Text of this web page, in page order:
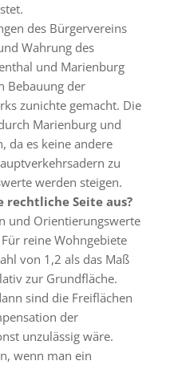
des Bürgervereins
Wahrung des
und Marienburg
Bebauung der
zunichte gemacht. Die
Marienburg und
da es keine andere
zu
werden steigen.
rechtliche Seite aus?
und Orientierungswerte
reine Wohngebiete
von 1,2 als das Maß
zur Grundfläche.
sind die Freiflächen
der
unzulässig wäre.
wenn man ein